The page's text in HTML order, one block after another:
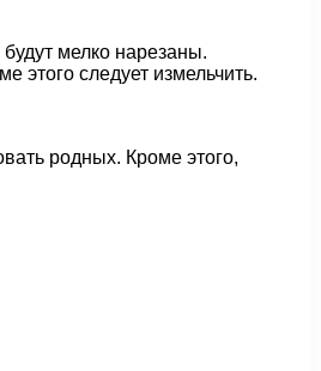
мелко нарезаны.
этого следует измельчить.
родных. Кроме этого,